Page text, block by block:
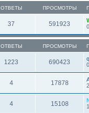
ОТВЕТЫ ПРОСМОТРЫ
37 591923
ОТВЕТЫ ПРОСМОТРЫ
1223 690423
4 17878
4 15108